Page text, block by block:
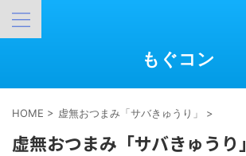
もぐコン
HOME > 虚無おつまみ「サバきゅうり」 >
虚無おつまみ「サバきゅうり」